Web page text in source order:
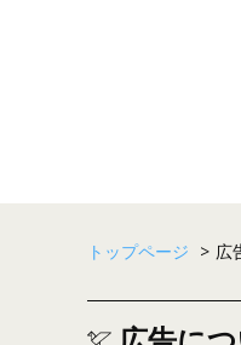
トップページ > 広